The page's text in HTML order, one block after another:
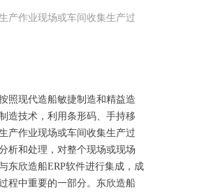
产作业现场或车间收集生产过
照现代造船敏捷制造和精益造
造技术，利用条形码、手持移
产作业现场或车间收集生产过
析和处理，对整个现场或现场
东欣造船ERP软件进行集成，成
程中重要的一部分。东欣造船